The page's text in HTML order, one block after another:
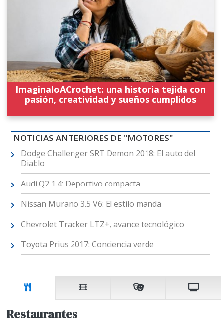
ImaginaloACrochet: una historia tejida con
pasión, creatividad y sueños cumplidos
NOTICIAS ANTERIORES DE "MOTORES"
Dodge Challenger SRT Demon 2018: El auto del
Diablo
Audi Q2 1.4: Deportivo compacta
Nissan Murano 3.5 V6: El estilo manda
Chevrolet Tracker LTZ+, avance tecnológico
Toyota Prius 2017: Conciencia verde
Restaurantes